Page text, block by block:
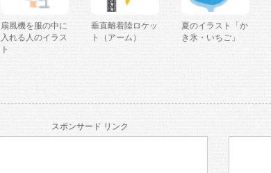
扇風機を服の中に
入れる人のイラス
ト
垂直離着陸ロケッ
ト（アーム）
夏のイラスト「か
き氷・いちご」
スポンサード リンク